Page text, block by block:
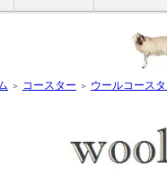
モ
＞ コースター ＞ ウールコースタ